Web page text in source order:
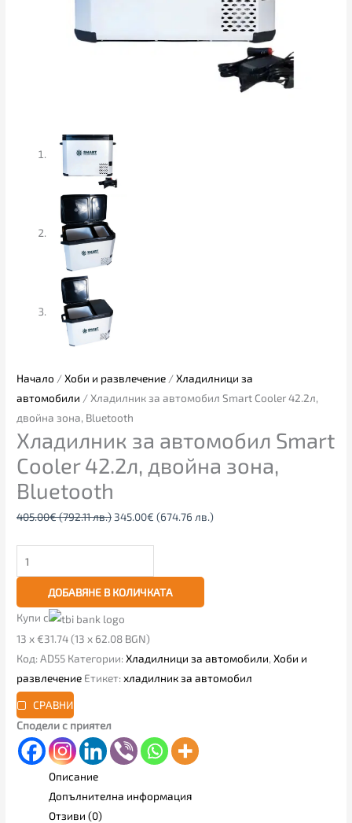
Начало /Хоби и развлечение /Хладилници за
автомобили / Хладилник за автомобил Smart Cooler 42.2л,
двойна зона, Bluetooth
Хладилник за автомобил Smart
Cooler 42.2л, двойна зона,
Bluetooth
405.00€(792.11 лв.) 345.00€ (674.76 лв.)
ДОБАВЯНЕ В КОЛИЧКАТА
Купи с
13 x €31.74 (13 x 62.08 BGN)
Код:AD55 Категории:Хладилници за автомобили,Хоби и
развлечение Етикет:хладилник за автомобил
СРАВНИ
Сподели с приятел
Описание
Допълнителна информация
Отзиви (0)